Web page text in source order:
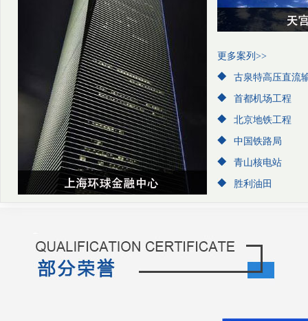
更多案列>>
古泉特高压直流
首都机场工程
北京地铁工程
中国铁路局
青山核电站
胜利油田